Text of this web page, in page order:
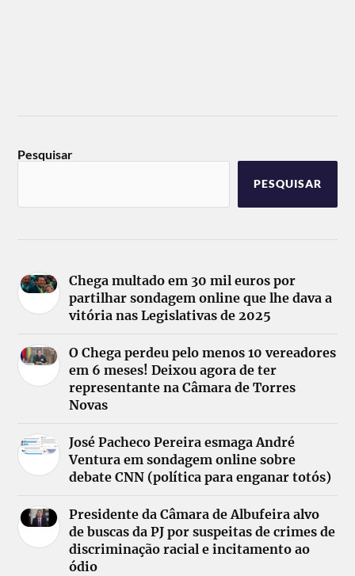
Pesquisar
PESQUISAR
Chega multado em 30 mil euros por
partilhar sondagem online que lhe dava a
vitória nas Legislativas de 2025
O Chega perdeu pelo menos 10 vereadores
em 6 meses! Deixou agora de ter
representante na Câmara de Torres
Novas
José Pacheco Pereira esmaga André
Ventura em sondagem online sobre
debate CNN (política para enganar totós)
Presidente da Câmara de Albufeira alvo
de buscas da PJ por suspeitas de crimes de
discriminação racial e incitamento ao
ódio